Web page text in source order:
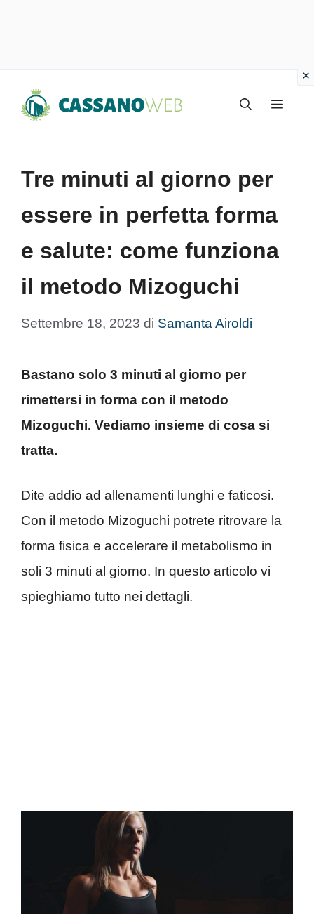
Menu
Tre minuti al giorno per
essere in perfetta forma
e salute: come funziona
il metodo Mizoguchi
Settembre 18, 2023 di Samanta Airoldi
Bastano solo 3 minuti al giorno per
rimettersi in forma con il metodo
Mizoguchi. Vediamo insieme di cosa si
tratta.
Dite addio ad allenamenti lunghi e faticosi.
Con il metodo Mizoguchi potrete ritrovare la
forma fisica e accelerare il metabolismo in
soli 3 minuti al giorno. In questo articolo vi
spieghiamo tutto nei dettagli.